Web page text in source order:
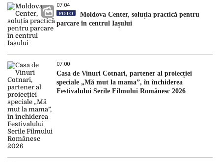
07:04
FOTO
Moldova Center, soluția practică pentru
parcare în centrul Iașului
07:00
Casa de Vinuri Cotnari, partener al proiecției
speciale „Mă mut la mama”, în închiderea
Festivalului Serile Filmului Românesc 2026